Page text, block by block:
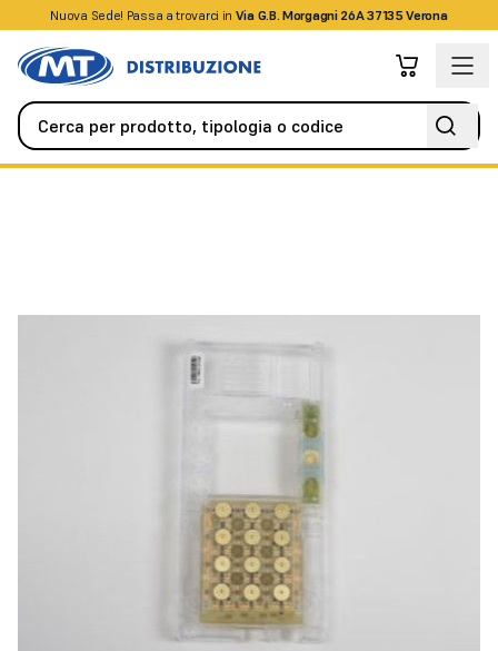
Nuova Sede! Passa a trovarci in Via G.B. Morgagni 26A 37135 Verona
+39045509826